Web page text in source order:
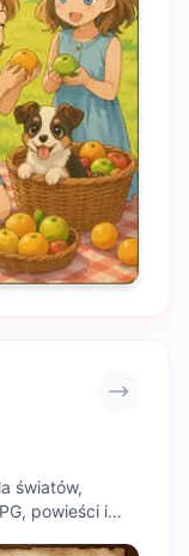
światów,
powieści i